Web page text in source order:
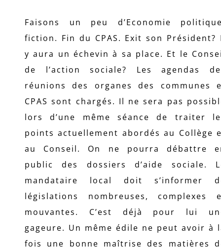
Faisons un peu d’Economie
fiction. Fin du CPAS. Exit son Président?
y aura un échevin à sa place. Et le
de l’action sociale? Les agendas
réunions des organes des communes
CPAS sont chargés. Il ne sera pas
lors d’une même séance de traiter
points actuellement abordés au Collège
au Conseil. On ne pourra débattre
public des dossiers d’aide sociale.
mandataire local doit s’informer
législations nombreuses, complexes
mouvantes. C’est déjà pour lui
gageure. Un même édile ne peut avoir à
fois une bonne maîtrise des matières